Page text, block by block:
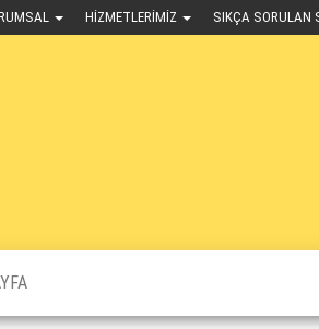
HIZMETLERIMIZ SIKÇA SORULAN